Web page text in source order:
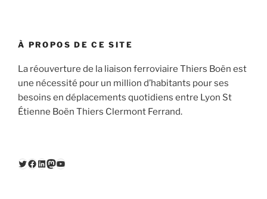
À PROPOS DE CE SITE
La réouverture de la liaison ferroviaire Thiers Boën est
une nécessité pour un million d’habitants pour ses
besoins en déplacements quotidiens entre Lyon St
Étienne Boën Thiers Clermont Ferrand.
Twitter
Facebook
LinkedIn
Mastodon
YouTube